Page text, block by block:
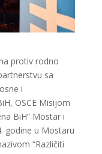
protiv rodno
sa
i
OSCE Misijom
BiH” Mostar i
godine u Mostaru
“Različiti